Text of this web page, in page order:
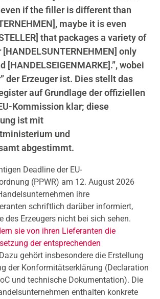
if the filler is different than
maybe it is even
that packages a variety of
[HANDELSUNTERNEHMEN] only
[HANDELSEIGENMARKE].”, wobei
der Erzeuger ist. Dies stellt das
auf Grundlage der offiziellen
Kommission klar; diese
ist mit
und
abgestimmt.
Deadline der EU-
(PPWR) am 12. August 2026
ihre
schriftlich darüber informiert,
des Erzeugers nicht bei sich sehen.
sie von ihren Lieferanten die
der entsprechenden
gehört insbesondere die Erstellung
der Konformitätserklärung (Declaration
und technische Dokumentation). Die
enthalten konkrete